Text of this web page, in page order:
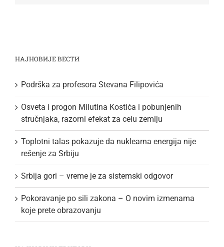
НАЈНОВИЈЕ ВЕСТИ
Podrška za profesora Stevana Filipovića
Osveta i progon Milutina Kostića i pobunjenih
stručnjaka, razorni efekat za celu zemlju
Toplotni talas pokazuje da nuklearna energija nije
rešenje za Srbiju
Srbija gori – vreme je za sistemski odgovor
Pokoravanje po sili zakona – O novim izmenama
koje prete obrazovanju